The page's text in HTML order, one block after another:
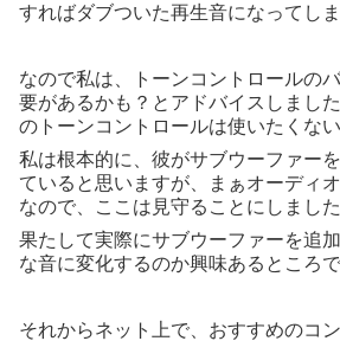
すればダブついた再生音になってしま
なので私は、トーンコントロールの
要があるかも？とアドバイスしまし
のトーンコントロールは使いたくない
私は根本的に、彼がサブウーファー
ていると思いますが、まぁオーディ
なので、ここは見守ることにしました
果たして実際にサブウーファーを追
な音に変化するのか興味あるところで
それからネット上で、おすすめのコ